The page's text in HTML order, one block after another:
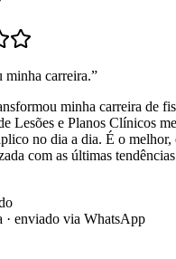
minha carreira.”
minha carreira de
Lesões e Planos Clínicos
no dia a dia. É o melhor,
com as últimas
· enviado via WhatsApp